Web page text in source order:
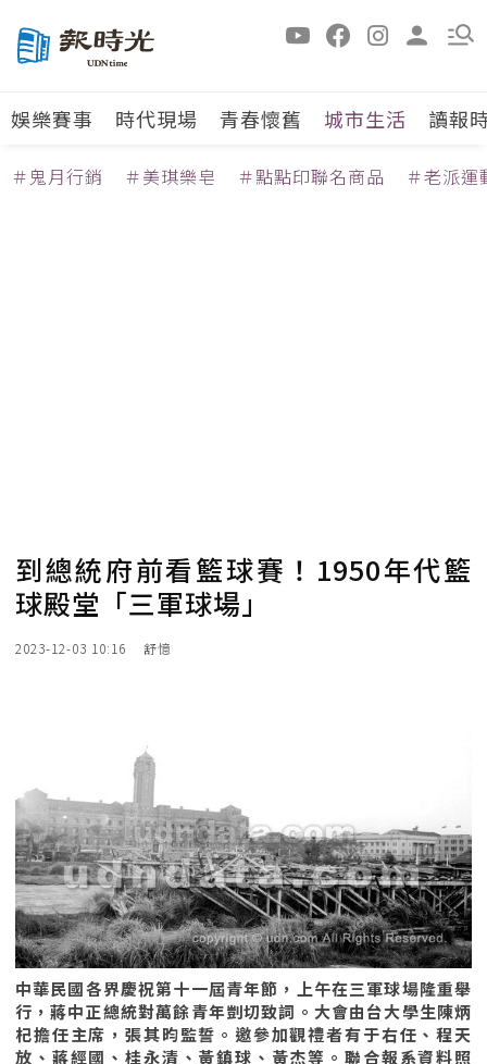
娛樂賽事 時代現場 青春懷舊 城市生活 讀報
＃鬼月行銷 ＃美琪樂皂 ＃點點印聯名商品 ＃老派運
到總統府前看籃球賽！1950年代籃
球殿堂「三軍球場」
2023-12-03 10:16 舒憶
中華民國各界慶祝第十一屆青年節，上午在三軍球場隆重舉
行，蔣中正總統對萬餘青年剴切致詞。大會由台大學生陳炳
杞擔任主席，張其昀監誓。邀參加觀禮者有于右任、程天
放、蔣經國、桂永清、黃鎮球、黃杰等。聯合報系資料照